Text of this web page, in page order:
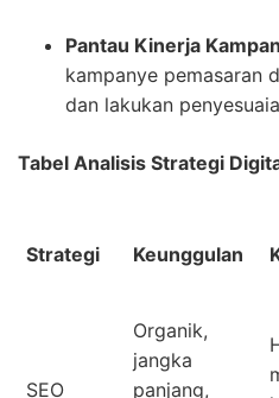
Pantau Kinerja
kampanye pemasaran
dan lakukan
Tabel Analisis Strategi
Strategi Keunggulan
SEO
Organik,
jangka
panjang,